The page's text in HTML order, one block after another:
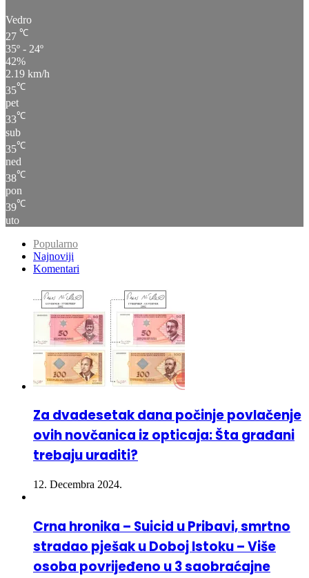
Gračanica
Vedro
27℃
35º - 24º
42%
2.19 km/h
35℃
pet
33℃
sub
35℃
ned
38℃
pon
℃
Popularno
Komentari
Za dvadesetak dana počinje povlačenje
ovih novčanica iz opticaja: Šta građani
trebaju uraditi?
Crna hronika – Suicid u Pribavi, smrtno
stradao pješak u Doboj Istoku – Više